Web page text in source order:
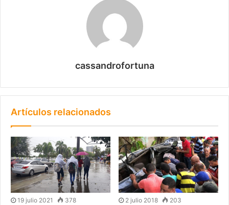
cassandrofortuna
Artículos relacionados
19 julio 2021 378 2 julio 2018 203